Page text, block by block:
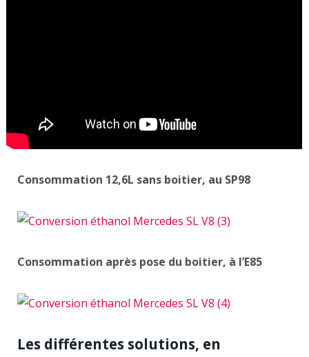
Consommation 12,6L sans boitier, au SP98
Consommation après pose du boitier, à l’E85
Les différentes solutions, en